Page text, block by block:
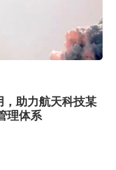
助力航天科技某
理体系